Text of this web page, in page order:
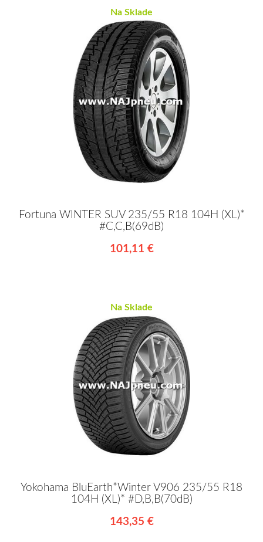
Na Sklade
Fortuna WINTER SUV 235/55 R18 104H (XL)*
#C,C,B(69dB)
101,11 €
Na Sklade
Yokohama BluEarth*Winter V906 235/55 R18
104H (XL)* #D,B,B(70dB)
143,35 €